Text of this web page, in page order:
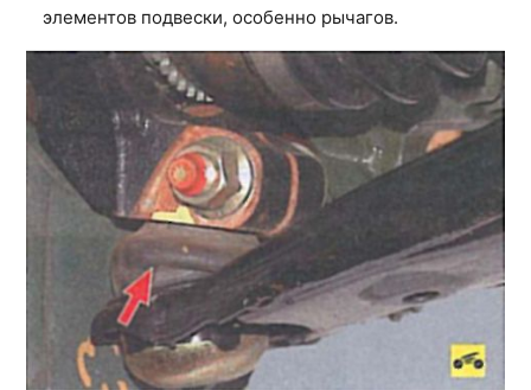
элементов подвески, особенно рычагов.